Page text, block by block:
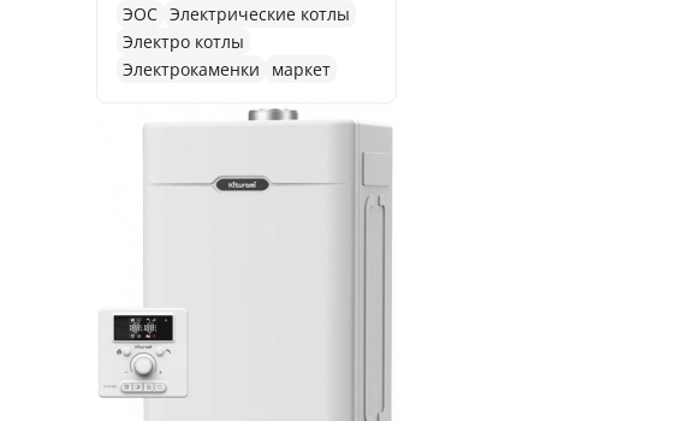
ЭОС Электрические котлы
Электро котлы
Электрокаменки
маркет